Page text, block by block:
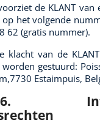
de KLANT van
het volgende
62 (gratis nummer).
klacht van de
worden gestuurd:
Estaimpuis,